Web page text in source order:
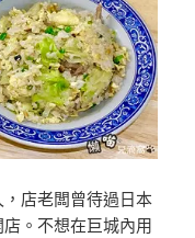
，店老闆曾待過日本
。不想在巨城內用